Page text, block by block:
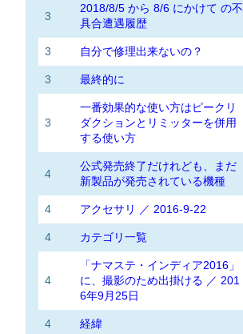
3
2018/8/5 から 8/6 にかけて の不
具合遭遇履歴
3 自分で修理出来ないの？
3 最終的に
3
一番効果的な使い方はピークリ
ダクションとリミッターを併用
する使い方
4
公式発売終了だけれども、まだ
新製品が発売されている機種
4 アクセサリ ／ 2016-9-22
4 カテゴリ一覧
4
「ナマステ・インディア2016」
に、撮影のため出掛ける ／ 201
6年9月25日
4 経緯